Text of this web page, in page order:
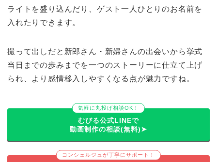
ライトを盛り込んだり、ゲスト一人ひとりのお名前を
入れたりできます。
撮って出しだと新郎さん・新婦さんの出会いから挙式
当日までの歩みまでを一つのストーリーに仕立て上げ
られ、より感情移入しやすくなる点が魅力ですね。
気軽に丸投げ相談OK！
むびる公式LINEで
動画制作の相談(無料)➤
コンシェルジュが丁寧にサポート！